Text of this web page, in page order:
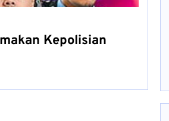
Kepolisian